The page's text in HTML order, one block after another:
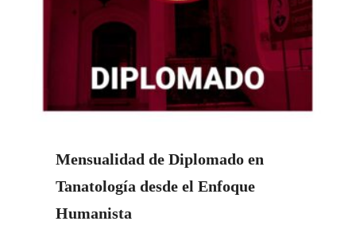
Mensualidad de Diplomado en
Tanatología desde el Enfoque
Humanista